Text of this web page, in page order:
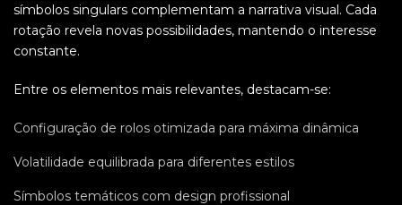
símbolos singulars complementam a narrativa visual. Cada
rotação revela novas possibilidades, mantendo o interesse
constante.
Entre os elementos mais relevantes, destacam-se:
Configuração de rolos otimizada para máxima dinâmica
Volatilidade equilibrada para diferentes estilos
Símbolos temáticos com design profissional